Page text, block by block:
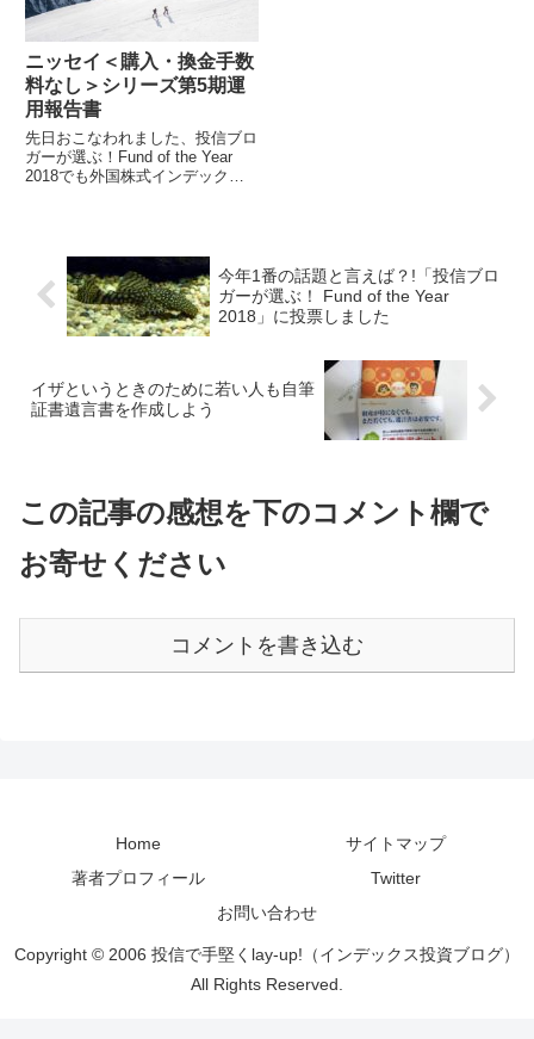
ニッセイ＜購入・換金手数
料なし＞シリーズ第5期運
用報告書
先日おこなわれました、投信ブロ
ガーが選ぶ！Fund of the Year
2018でも外国株式インデックス
今年1番の話題と言えば？!「投信ブロ
ガーが選ぶ！ Fund of the Year
2018」に投票しました
イザというときのために若い人も自筆
証書遺言書を作成しよう
この記事の感想を下のコメント欄で
お寄せください
コメントを書き込む
Home
サイトマップ
著者プロフィール
Twitter
お問い合わせ
Copyright © 2006 投信で手堅くlay-up!（インデックス投資ブログ）
All Rights Reserved.